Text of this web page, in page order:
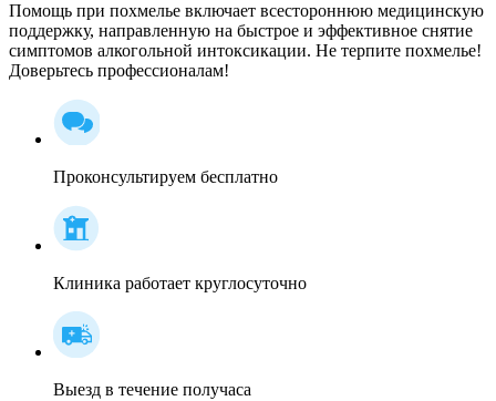
Помощь при похмелье включает всестороннюю медицинскую
поддержку, направленную на быстрое и эффективное снятие
симптомов алкогольной интоксикации. Не терпите похмелье!
Доверьтесь профессионалам!
Проконсультируем бесплатно
Клиника работает круглосуточно
Выезд в течение получаса